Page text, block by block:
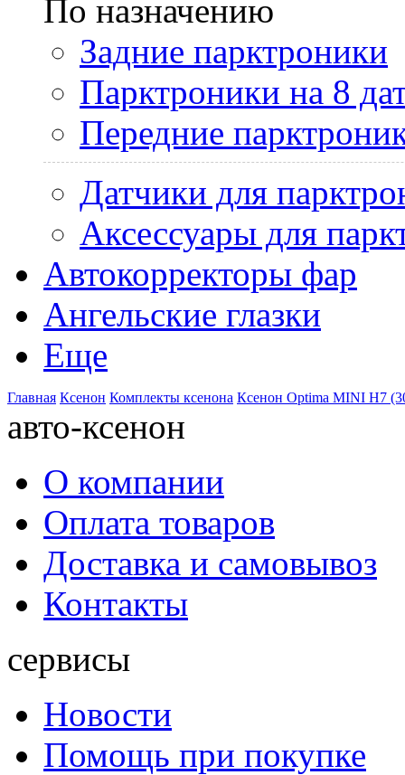
По назначению
Задние парктроники
Парктроники на 8
Передние
Датчики для
Аксессуары для
Автокорректоры фар
Ангельские глазки
Еще
Главная Ксенон Комплекты ксенона Ксенон Optima MINI H7
авто-ксенон
О компании
Оплата товаров
Доставка и самовывоз
Контакты
сервисы
Новости
Помощь при покупке